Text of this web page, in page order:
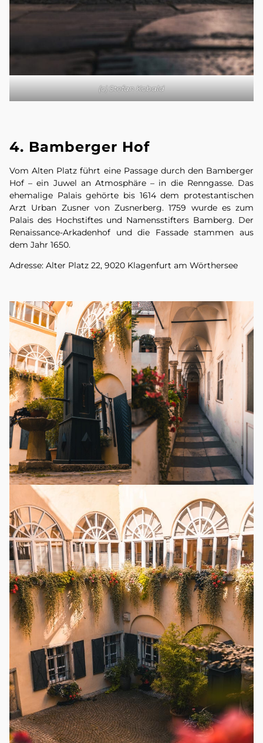
(c) Stefan Kobald
4. Bamberger Hof
Vom Alten Platz führt eine Passage durch den Bamberger
Hof – ein Juwel an Atmosphäre – in die Renngasse. Das
ehemalige Palais gehörte bis 1614 dem protestantischen
Arzt Urban Zusner von Zusnerberg. 1759 wurde es zum
Palais des Hochstiftes und Namensstifters Bamberg. Der
Renaissance-Arkadenhof und die Fassade stammen aus
dem Jahr 1650.
Adresse: Alter Platz 22, 9020 Klagenfurt am Wörthersee